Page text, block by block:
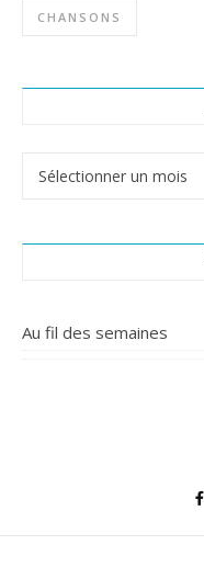
CHANSONS
Au fil des semaines